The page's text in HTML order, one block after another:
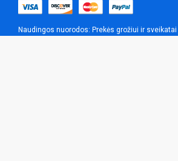
Naudingos nuorodos: Prekės grožiui ir sveikatai